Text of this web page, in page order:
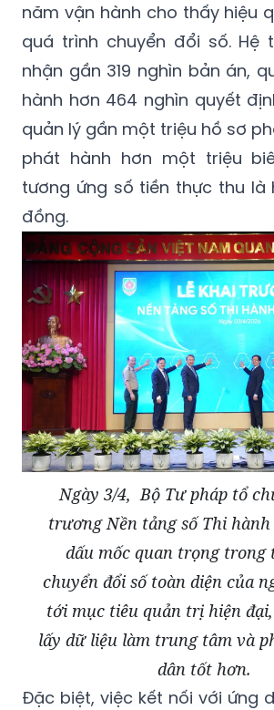
năm vận hành cho thấy hiệu
quá trình chuyển đổi số. Hệ
nhận gần 319 nghìn bản án,
hành hơn 464 nghìn quyết
quản lý gần một triệu hồ sơ
phát hành hơn một triệu
tương ứng số tiền thực thu là
đồng.
Ngày 3/4, Bộ Tư pháp tổ
trương Nền tảng số Thi hành
dấu mốc quan trọng
chuyển đổi số toàn diện của
tới mục tiêu quản trị hiện
lấy dữ liệu làm trung tâm và
dân tốt hơn.
Đặc biệt, việc kết nối với ứng